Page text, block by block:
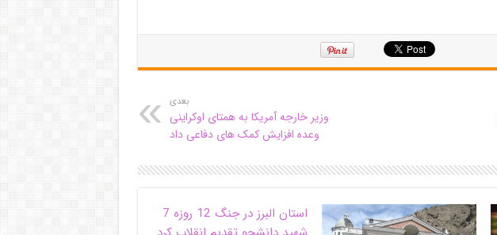
بعدی
وزیر خارجه آمریکا به همتای اوکراینی
وعده افزایش کمک های دفاعی داد
استان البرز در جنگ 12 روزه 7